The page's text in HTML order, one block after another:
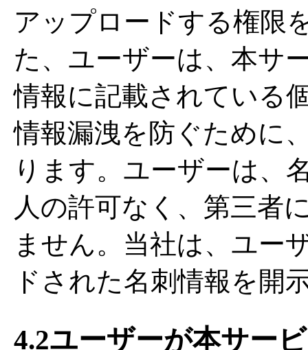
アップロードする権限
た、ユーザーは、本サ
情報に記載されている
情報漏洩を防ぐために
ります。ユーザーは、
人の許可なく、第三者
ません。当社は、ユー
ドされた名刺情報を開
4.2ユーザーが本サー